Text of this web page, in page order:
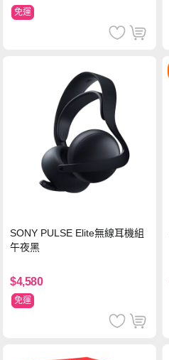
免運
SONY PULSE Elite無線耳機組
午夜黑
$4,580
免運